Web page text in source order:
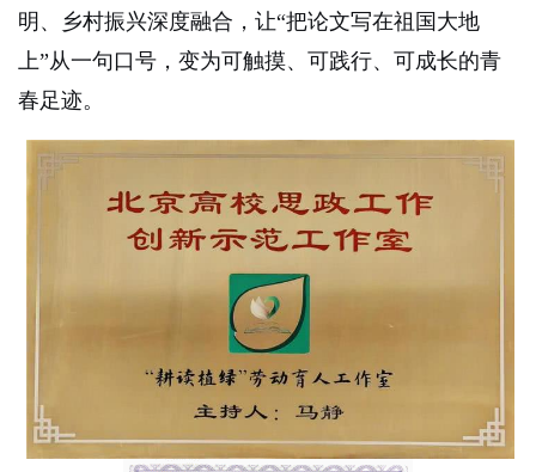
明、乡村振兴深度融合，让“把论文写在祖国大地
上”从一句口号，变为可触摸、可践行、可成长的青
春足迹。